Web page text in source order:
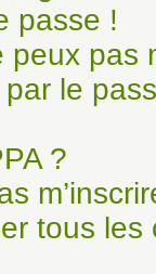
passe !
peux pas
par le
?
tous